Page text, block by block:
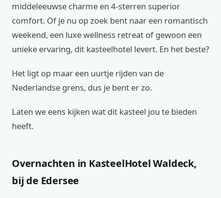
middeleeuwse charme en 4-sterren superior
comfort. Of je nu op zoek bent naar een romantisch
weekend, een luxe wellness retreat of gewoon een
unieke ervaring, dit kasteelhotel levert. En het beste?
Het ligt op maar een uurtje rijden van de
Nederlandse grens, dus je bent er zo.
Laten we eens kijken wat dit kasteel jou te bieden
heeft.
Overnachten in KasteelHotel Waldeck,
bij de Edersee